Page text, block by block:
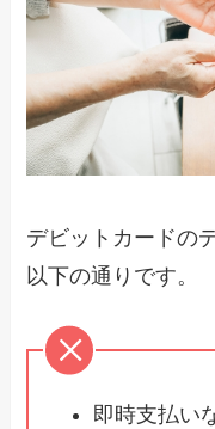
デビットカードの
以下の通りです。
即時支払い